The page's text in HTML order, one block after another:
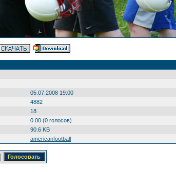
05.07.2008 19:00
4882
18
0.00 (0 голосов)
90.6 KB
americanfootball